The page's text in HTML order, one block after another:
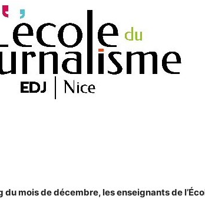
du mois de décembre, les enseignants de